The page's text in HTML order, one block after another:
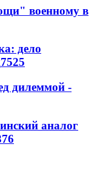
военному в
дело
7525
дилеммой -
аналог